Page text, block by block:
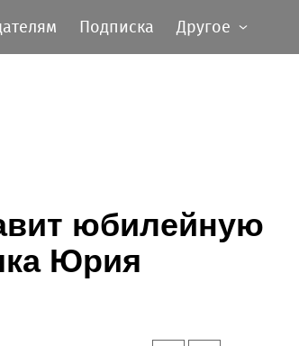
Подписка Другое
юбилейную
Юрия